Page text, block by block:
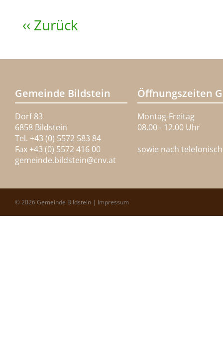
‹‹ Zurück
Gemeinde Bildstein
Dorf 83
6858 Bildstein
Tel. +43 (0) 5572 583 84
Fax +43 (0) 5572 416 00
gemeinde.bildstein@cnv.at
Öffnungszeiten
Montag-Freitag
08.00 - 12.00 Uhr
sowie nach
© 2026 Gemeinde Bildstein | Impressum